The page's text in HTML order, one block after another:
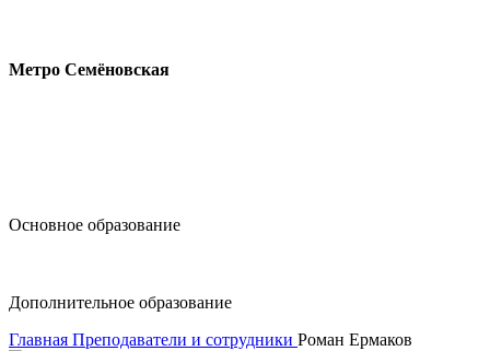
Метро Семёновская
Основное образование
Дополнительное образование
Главная Преподаватели и сотрудники Роман Ермаков